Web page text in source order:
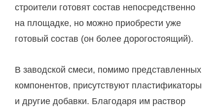
строители готовят состав непосредственно
на площадке, но можно приобрести уже
готовый состав (он более дорогостоящий).
В заводской смеси, помимо представленных
компонентов, присутствуют пластификаторы
и другие добавки. Благодаря им раствор